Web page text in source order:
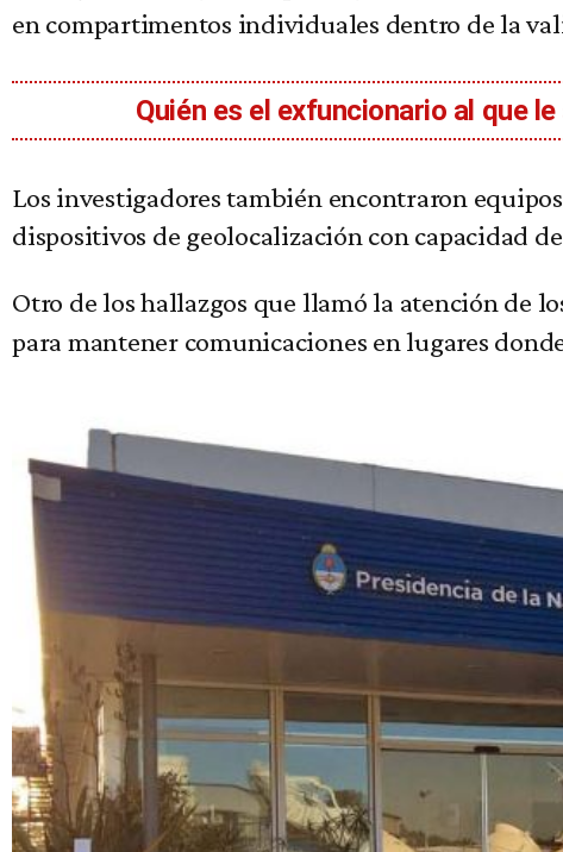
en compartimentos individuales dentro de la
Quién es el exfuncionario al que
Los investigadores también encontraron
dispositivos de geolocalización con capacidad
Otro de los hallazgos que llamó la atención de
para mantener comunicaciones en lugares